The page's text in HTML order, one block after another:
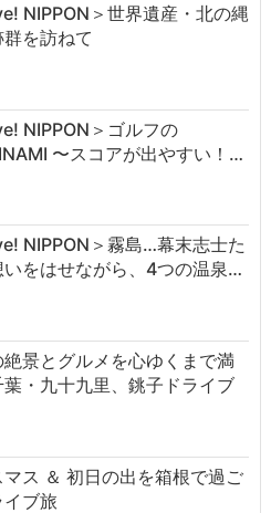
NIPPON＞世界遺産・北の縄
を訪ねて
NIPPON＞ゴルフの
〜スコアが出やすい！…
NIPPON＞霧島…幕末志士た
いをはせながら、4つの温泉…
景とグルメを心ゆくまで満
・九十九里、銚子ドライブ
マス ＆ 初日の出を箱根で過ご
ブ旅